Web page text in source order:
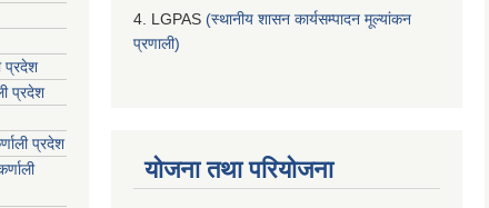
प्रदेश
प्रदेश
प्रदेश
4. LGPAS (स्थानीय शासन कार्यसम्पादन मूल्यांकन
प्रणाली)
योजना तथा परियोजना